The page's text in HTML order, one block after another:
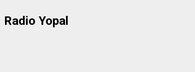
Radio Yopal